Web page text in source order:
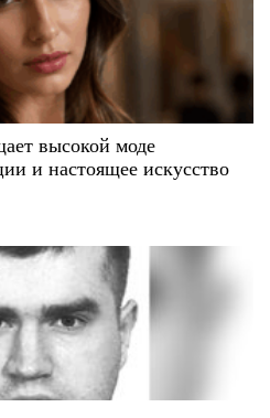
высокой моде
и настоящее искусство